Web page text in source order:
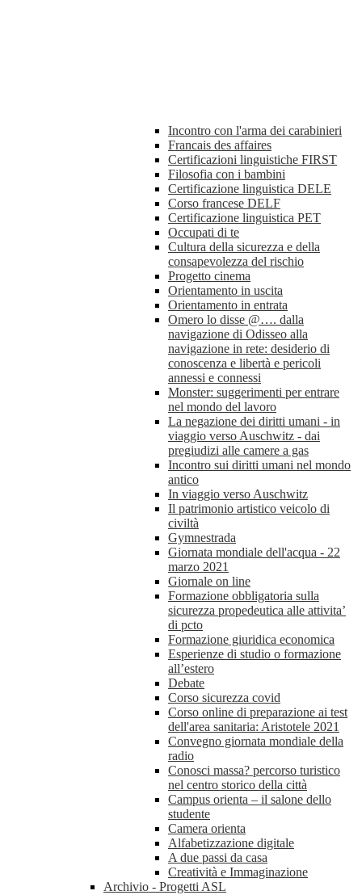
Incontro con l'arma dei carabinieri
Francais des affaires
Certificazioni linguistiche FIRST
Filosofia con i bambini
Certificazione linguistica DELE
Corso francese DELF
Certificazione linguistica PET
Occupati di te
Cultura della sicurezza e della
consapevolezza del rischio
Progetto cinema
Orientamento in uscita
Orientamento in entrata
Omero lo disse @…. dalla
navigazione di Odisseo alla
navigazione in rete: desiderio di
conoscenza e libertà e pericoli
annessi e connessi
Monster: suggerimenti per entrare
nel mondo del lavoro
La negazione dei diritti umani - in
viaggio verso Auschwitz - dai
pregiudizi alle camere a gas
Incontro sui diritti umani nel mondo
antico
In viaggio verso Auschwitz
Il patrimonio artistico veicolo di
civiltà
Gymnestrada
Giornata mondiale dell'acqua - 22
marzo 2021
Giornale on line
Formazione obbligatoria sulla
sicurezza propedeutica alle attivita’
di pcto
Formazione giuridica economica
Esperienze di studio o formazione
all’estero
Debate
Corso sicurezza covid
Corso online di preparazione ai test
dell'area sanitaria: Aristotele 2021
Convegno giornata mondiale della
radio
Conosci massa? percorso turistico
nel centro storico della città
Campus orienta – il salone dello
studente
Camera orienta
Alfabetizzazione digitale
A due passi da casa
Creatività e Immaginazione
Archivio - Progetti ASL